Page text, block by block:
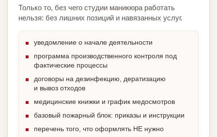
Только то, без чего студии маникюра работать
нельзя: без лишних позиций и навязанных услуг.
уведомление о начале деятельности
программа производственного контроля под
фактические процессы
договоры на дезинфекцию, дератизацию
и вывоз отходов
медицинские книжки и график медосмотров
базовый пожарный блок: приказы и инструкции
перечень того, что оформлять НЕ нужно